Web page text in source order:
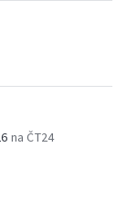
na ČT24